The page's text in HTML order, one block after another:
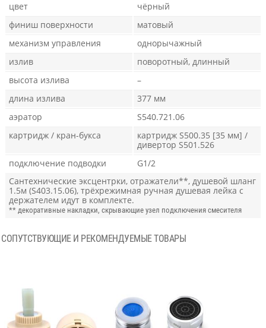
цвет
чёрный
финиш поверхности
матовый
механизм управления
однорычажный
излив
поворотный, длинный
высота излива
–
длина излива
377 мм
аэратор
S540.721.06
картридж / кран-букса
картридж S500.35 [35 мм] /
дивертор S501.526
подключение подводки
G1/2
Сантехнические эксцентрки, отражатели**, душевой шланг
1.5м (S403.15.06), трёхрежимная ручная душевая лейка с
держателем идут в комплекте.
** декоративные накладки, скрывающие узел подключения смесителя
СОПУТСТВУЮЩИЕ И РЕКОМЕНДУЕМЫЕ ТОВАРЫ